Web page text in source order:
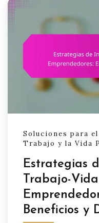
Soluciones para
Trabajo y la Vida
Estrategias
Trabajo-
Beneficios y